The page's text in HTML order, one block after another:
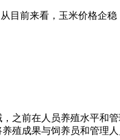
目前来看，玉米价格企
之前在人员养殖水平和
殖成果与饲养员和管理